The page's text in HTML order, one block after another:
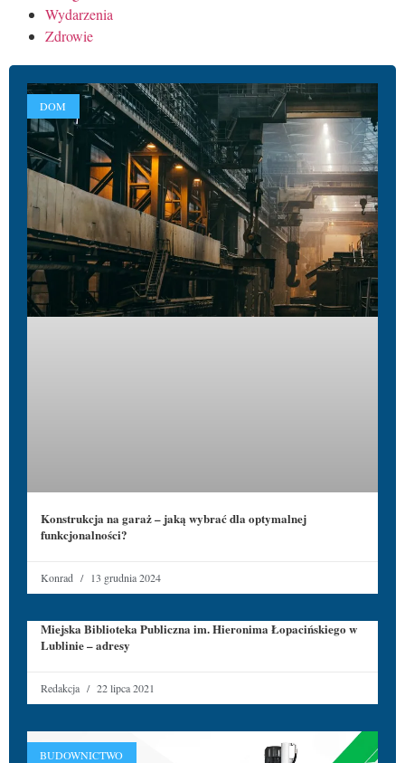
Wydarzenia
Zdrowie
DOM
Konstrukcja na garaż – jaką wybrać dla optymalnej
funkcjonalności?
Konrad 13 grudnia 2024
Miejska Biblioteka Publiczna im. Hieronima Łopacińskiego w
Lublinie – adresy
Redakcja 22 lipca 2021
BUDOWNICTWO